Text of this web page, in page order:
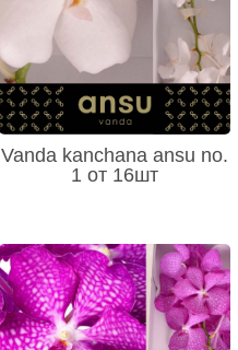
Vanda kanchana ansu no.
1 от 16шт